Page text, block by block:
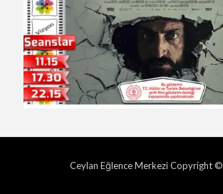
Ceylan Eğlence Merkezi Copyright